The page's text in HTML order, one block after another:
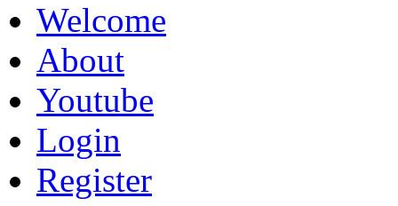
Welcome
About
Youtube
Login
Register